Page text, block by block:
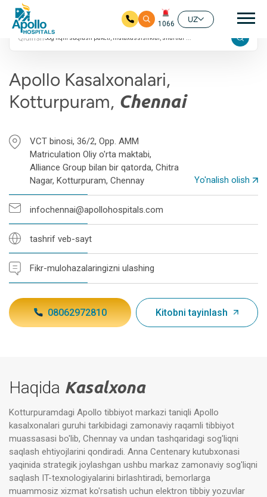
Asosiy mundarijaga
1066
UZ
reytingi
Qidirish
Apollo Kasalxonalari,
Kotturpuram, Chennai
VCT binosi, 36/2, Opp. AMM
Matriculation Oliy o'rta maktabi,
Alliance Group bilan bir qatorda, Chitra
Nagar, Kotturpuram, Chennay
Yo'nalish olish
infochennai@apollohospitals.com
tashrif veb-sayt
Fikr-mulohazalaringizni ulashing
08062972810 Kitobni tayinlash
Haqida Kasalxona
Kotturpuramdagi Apollo tibbiyot markazi taniqli Apollo
kasalxonalari guruhi tarkibidagi zamonaviy raqamli tibbiyot
muassasasi bo'lib, Chennay va undan tashqaridagi sog'liqni
saqlash ehtiyojlarini qondiradi. Anna Centenary kutubxonasi
yaqinida strategik joylashgan ushbu markaz zamonaviy sog'liqni
saqlash IT-texnologiyalarini birlashtiradi, bemorlarga
muammosiz xizmat ko'rsatish uchun elektron tibbiy yozuvlar